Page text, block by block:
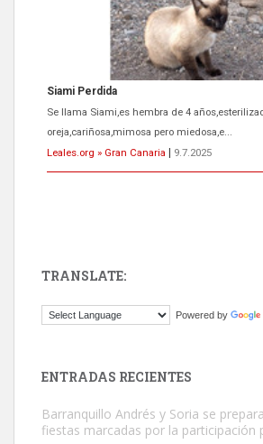
Siami Perdida
Se llama Siami,es hembra de 4
oreja,cariñosa,mimosa pero miedosa,e...
Leales.org » Gran Canaria
9.7.2025
El ayuntamiento se va a llevar a Los Gatos
TRANSLATE:
Powered by
ENTRADAS RECIENTES
Barranquillo Andrés y Soria se
fiestas marcadas por la participación